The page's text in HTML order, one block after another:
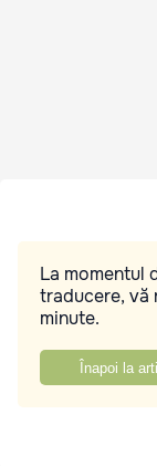
La momentul
traducere, vă
minute.
Înapoi la